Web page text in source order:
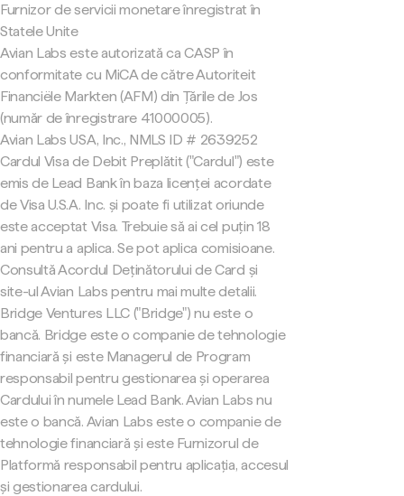
Furnizor de servicii monetare înregistrat în
Statele Unite
Avian Labs este autorizată ca CASP în
conformitate cu MiCA de către Autoriteit
Financiële Markten (AFM) din Țările de Jos
(număr de înregistrare 41000005).
Avian Labs USA, Inc., NMLS ID # 2639252
Cardul Visa de Debit Preplătit ("Cardul") este
emis de Lead Bank în baza licenței acordate
de Visa U.S.A. Inc. și poate fi utilizat oriunde
este acceptat Visa. Trebuie să ai cel puțin 18
ani pentru a aplica. Se pot aplica comisioane.
Consultă Acordul Deținătorului de Card și
site-ul Avian Labs pentru mai multe detalii.
Bridge Ventures LLC ("Bridge") nu este o
bancă. Bridge este o companie de tehnologie
financiară și este Managerul de Program
responsabil pentru gestionarea și operarea
Cardului în numele Lead Bank. Avian Labs nu
este o bancă. Avian Labs este o companie de
tehnologie financiară și este Furnizorul de
Platformă responsabil pentru aplicația, accesul
și gestionarea cardului.